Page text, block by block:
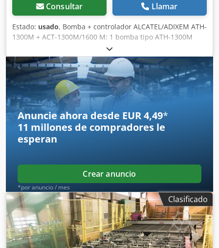
Consultar Llamar
Estado: usado, Bomba + controlador ALCATEL/ADIXEM ATH-
1300M + ACT-1300M/1600 M: 1 bomba tipo ATH-1300M
Revoluciones máximas de la bomba: 34.000 rpm
Dksdpfjzmwmrsx Apber Brida: DN160/200/250 ISO-K 1
controlador tipo ACT-1300M/1600 M (Consulte los detalles
técnicos en las fotos) + 1 cable Equipamiento usado,
funcional, sin probar
Anuncie ahora desde EUR 4,49*
11 millones de compradores le
esperan
Crear anuncio
*por anuncio / mes
Clasificado